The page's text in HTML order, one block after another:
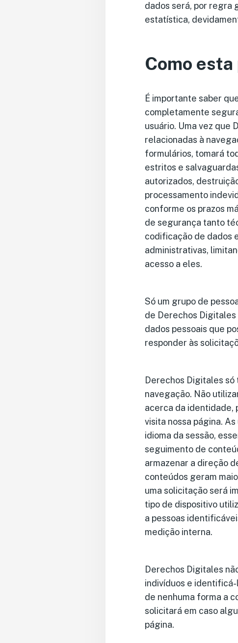
dados será, por regra
estatística,
Como
É importante saber
completamente
usuário. Uma vez que
relacionadas à
formulários, tomará
estritos e
autorizados,
processamento
conforme os prazos
de segurança tanto
codificação de dados
administrativas,
acesso a eles.
Só um grupo de
de Derechos
dados pessoais que
responder às
Derechos Digitales
navegação. Não
acerca da identidade,
visita nossa página.
idioma da sessão,
seguimento de
armazenar a direção
conteúdos geram
uma solicitação será
tipo de dispositivo
a pessoas
medição interna.
Derechos Digitales
indivíduos e
de nenhuma forma a
solicitará em caso
página.